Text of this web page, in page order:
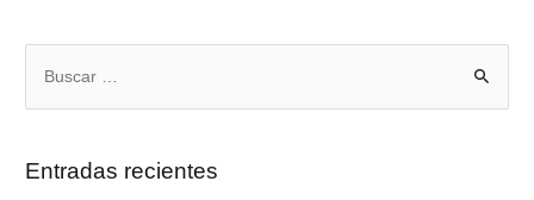
Entradas recientes